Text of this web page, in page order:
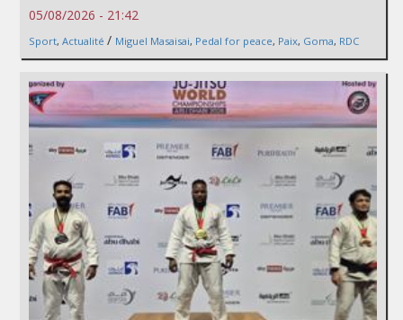
05/08/2026 - 21:42
Sport, Actualité / Miguel Masaisai, Pedal for peace, Paix, Goma, RDC